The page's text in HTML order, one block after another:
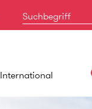
International